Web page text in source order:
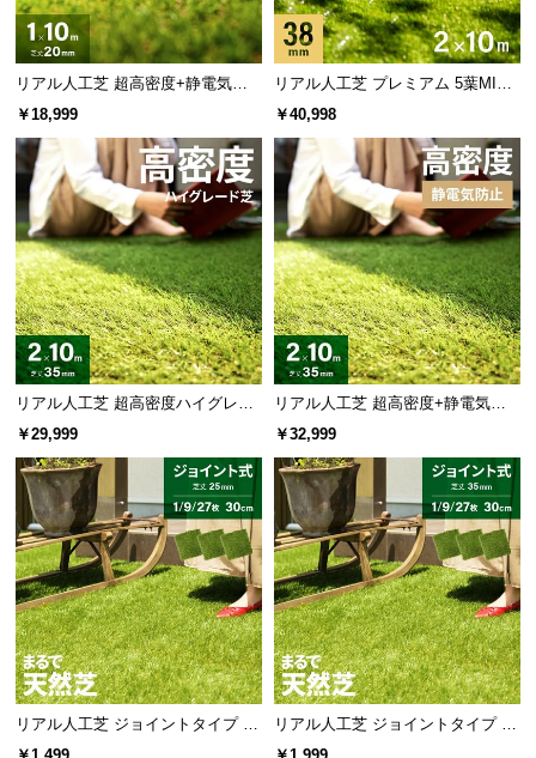
リアル人工芝 超高密度+静電気防
止 高耐久タイプ・質感追求 芝丈20
mm 1×10m 防草シート付
￥18,999
リアル人工芝 プレミアム 5葉MI
X・質感をさらに追求 芝丈38mm 2
×10m
￥40,998
リアル人工芝 超高密度ハイグレー
ド 高耐久タイプ・質感を追求 芝丈
￥29,999
リアル人工芝 超高密度+静電気防
止 高耐久タイプ・質感を追求 芝丈
￥32,999
リアル人工芝 ジョイントタイプ 30
cm 1/9/27枚 芝丈25mm
リアル人工芝 ジョイントタイプ 30
cm 1/9/27枚 芝丈35mm